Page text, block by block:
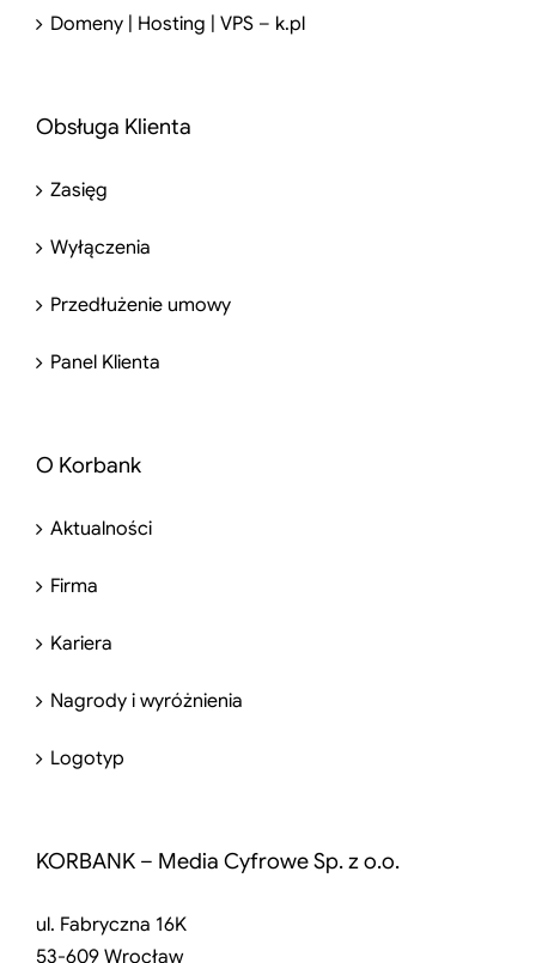
Domeny | Hosting | VPS – k.pl
Obsługa Klienta
Zasięg
Wyłączenia
Przedłużenie umowy
Panel Klienta
O Korbank
Aktualności
Firma
Kariera
Nagrody i wyróżnienia
Logotyp
KORBANK – Media Cyfrowe Sp. z o.o.
ul. Fabryczna 16K
53-609 Wrocław